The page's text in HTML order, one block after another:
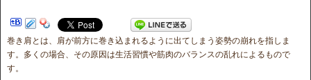
巻き肩とは、肩が前方に巻き込まれるように出てしまう姿勢の崩れを指しま
す。多くの場合、その原因は生活習慣や筋肉のバランスの乱れによるもので
す。